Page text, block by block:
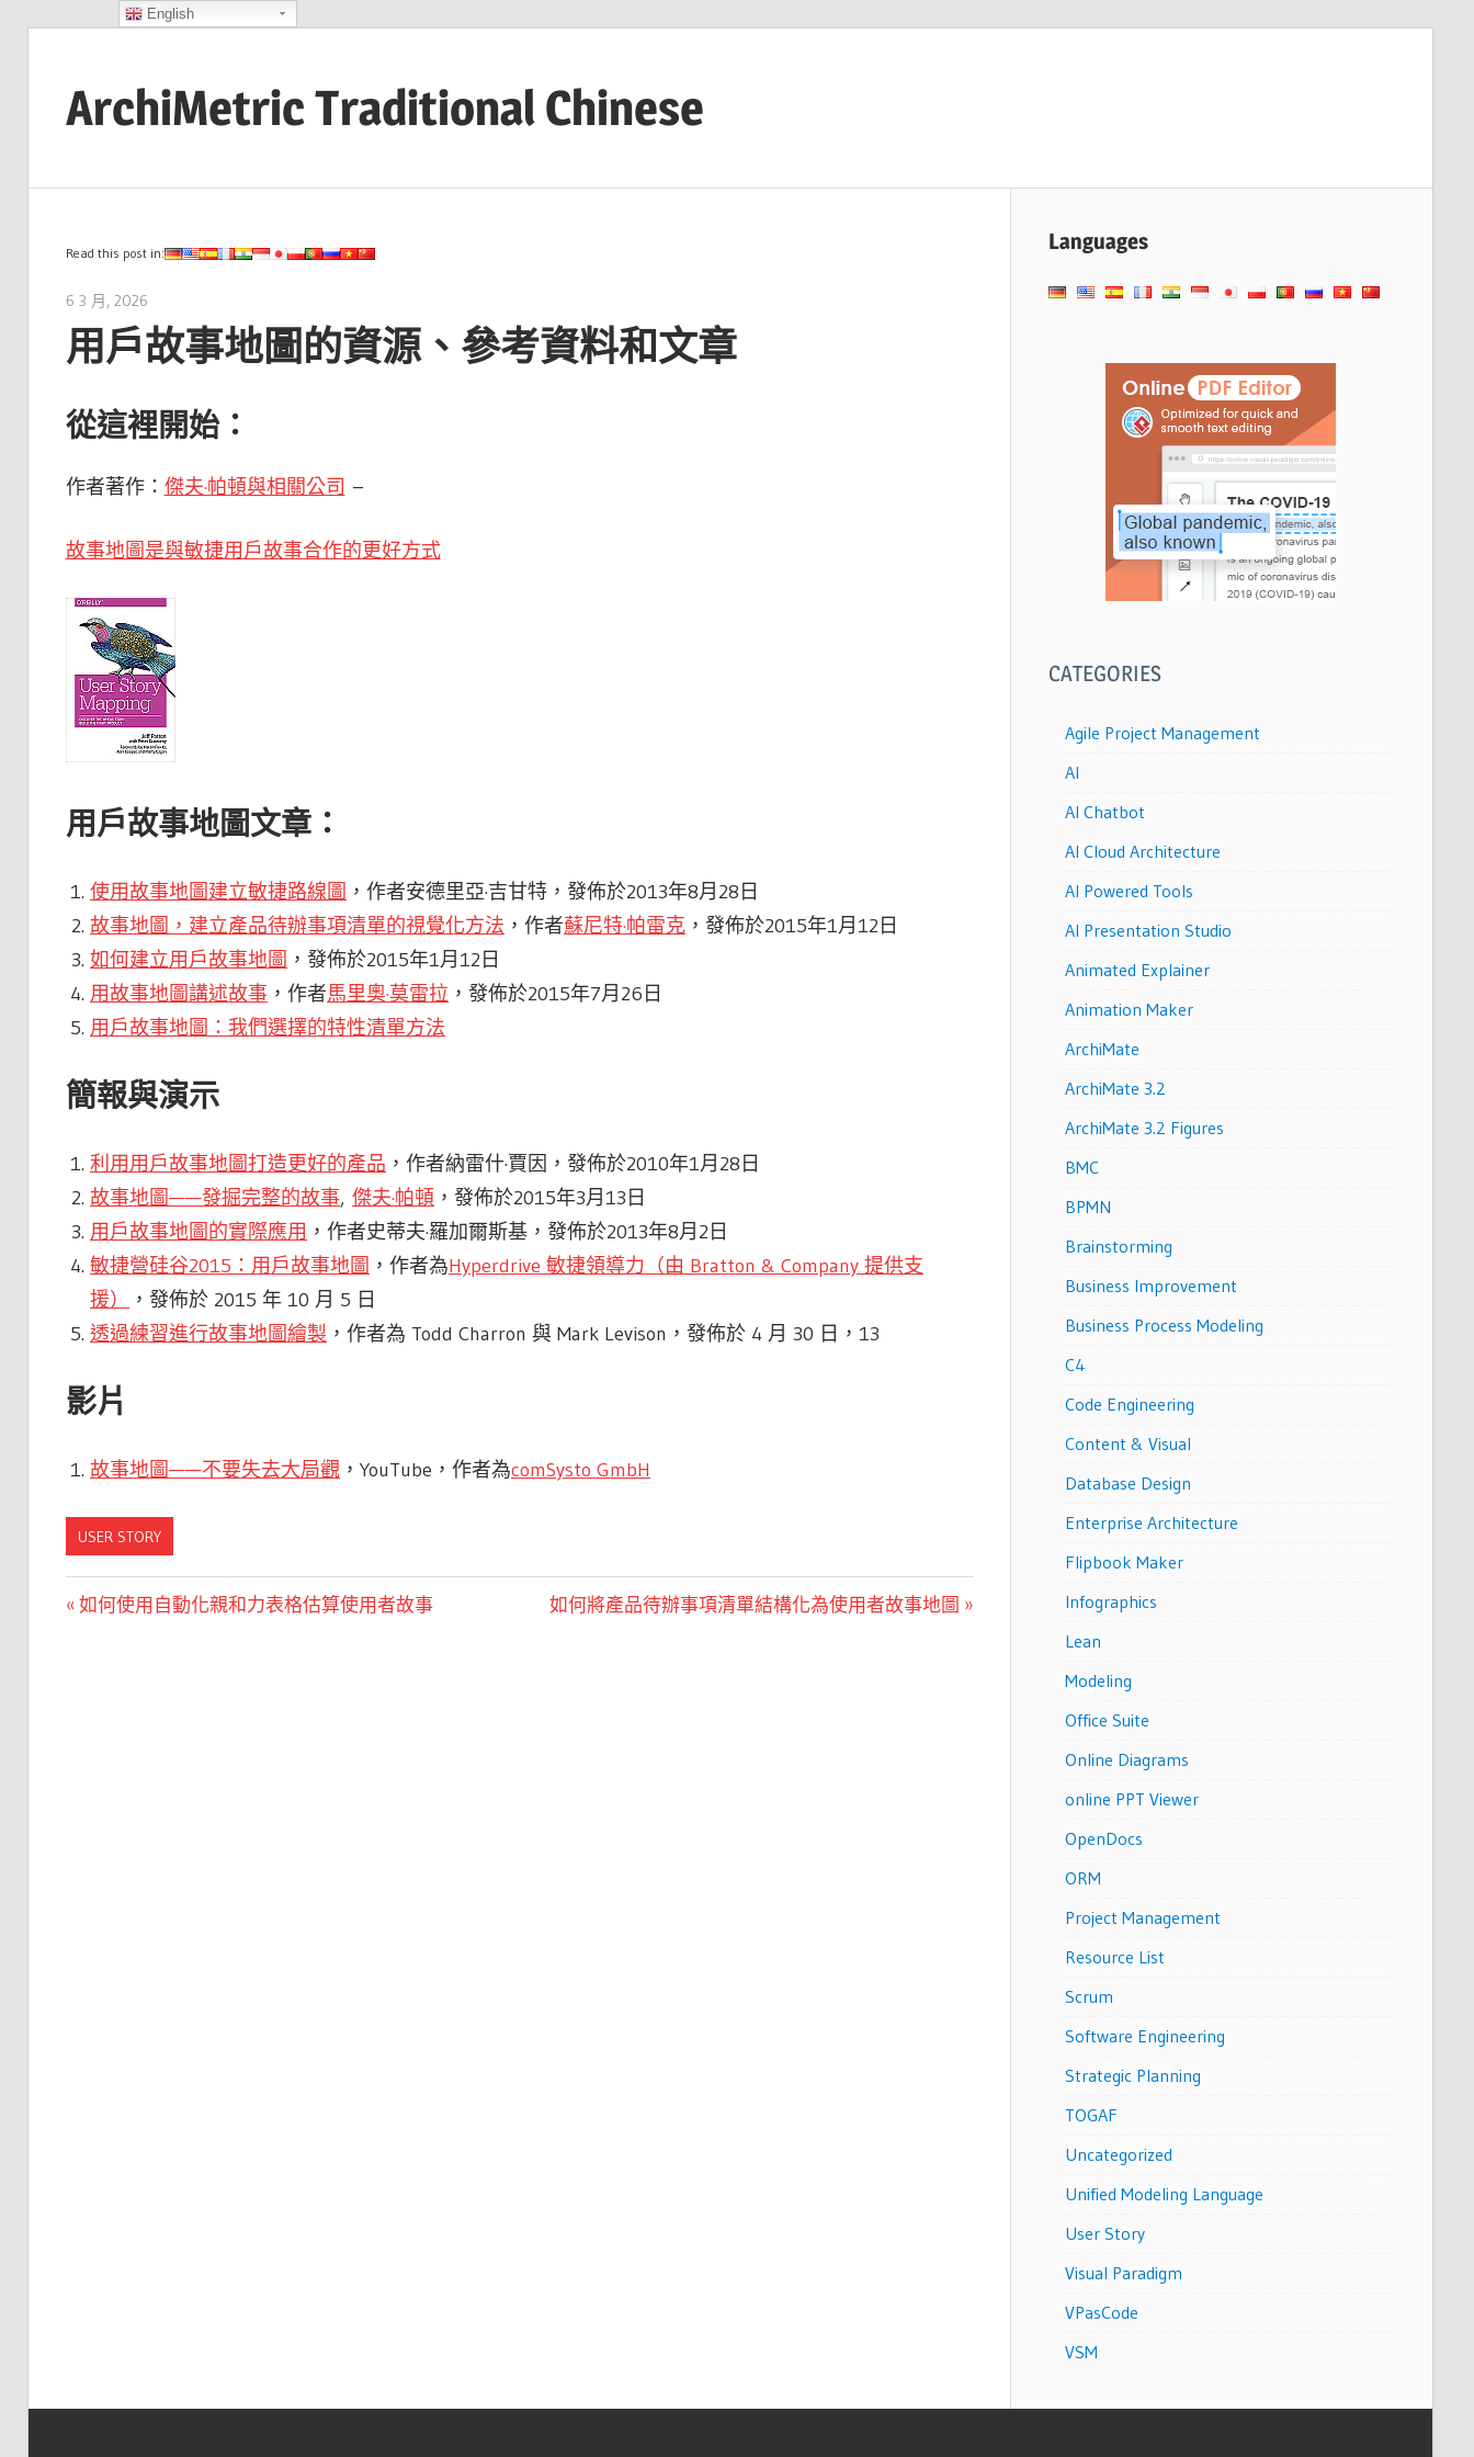
contentArchiMetric Traditional Chinese
Dev
Scrum,
More
Read this post in:
6 3 月, 2026
用戶故事地圖的資源、參考資料和文章
從這裡開始：
作者著作： 傑夫·帕頓與相關公司 –
故事地圖是與敏捷用戶故事合作的更好方式
用戶故事地圖文章：
使用故事地圖建立敏捷路線圖 ，作者安德里亞·吉甘特，發佈於2013年8月28日
故事地圖，建立產品待辦事項清單的視覺化方法 ，作者蘇尼特·帕雷克 ，發佈於2015年1月12日
如何建立用戶故事地圖 ，發佈於2015年1月12日
用故事地圖講述故事 ，作者馬里奧·莫雷拉 ，發佈於2015年7月26日
用戶故事地圖：我們選擇的特性清單方法
簡報與演示
利用用戶故事地圖打造更好的產品 ，作者納雷什·賈因，發佈於2010年1月28日
故事地圖——發掘完整的故事, 傑夫·帕頓 ，發佈於2015年3月13日
用戶故事地圖的實際應用 ，作者史蒂夫·羅加爾斯基，發佈於2013年8月2日
敏捷營硅谷2015：用戶故事地圖 ，作者為Hyperdrive 敏捷領導力（由 Bratton & Company 提供支
援）
，發佈於 2015 年 10 月 5 日
透過練習進行故事地圖繪製 ，作者為 Todd Charron 與 Mark Levison，發佈於 4 月 30 日，13
影片
故事地圖——不要失去大局觀 ，YouTube，作者為comSysto GmbH
USER STORY
文Previous
如何使用自動化親和力表格估算使用者故事
Next
如何將產品待辦事項清單結構化為使用者故事地圖
Languages
CATEGORIES
Agile Project Management
AI
AI Chatbot
AI Cloud Architecture
AI Powered Tools
AI Presentation Studio
Animated Explainer
Animation Maker
ArchiMate
ArchiMate 3.2
ArchiMate 3.2 Figures
BMC
BPMN
Brainstorming
Business Improvement
Business Process Modeling
C4
Code Engineering
Content & Visual
Database Design
Enterprise Architecture
Flipbook Maker
Infographics
Lean
Modeling
Office Suite
Online Diagrams
online PPT Viewer
OpenDocs
ORM
Project Management
Resource List
Scrum
Software Engineering
Strategic Planning
TOGAF
Uncategorized
Unified Modeling Language
User Story
Visual Paradigm
VPasCode
VSM
English